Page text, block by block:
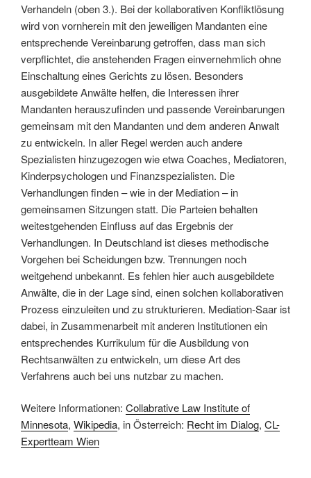
Verhandeln (oben 3.). Bei der kollaborativen Konfliktlösung
wird von vornherein mit den jeweiligen Mandanten eine
entsprechende Vereinbarung getroffen, dass man sich
verpflichtet, die anstehenden Fragen einvernehmlich ohne
Einschaltung eines Gerichts zu lösen. Besonders
ausgebildete Anwälte helfen, die Interessen ihrer
Mandanten herauszufinden und passende Vereinbarungen
gemeinsam mit den Mandanten und dem anderen Anwalt
zu entwickeln. In aller Regel werden auch andere
Spezialisten hinzugezogen wie etwa Coaches, Mediatoren,
Kinderpsychologen und Finanzspezialisten. Die
Verhandlungen finden – wie in der Mediation – in
gemeinsamen Sitzungen statt. Die Parteien behalten
weitestgehenden Einfluss auf das Ergebnis der
Verhandlungen. In Deutschland ist dieses methodische
Vorgehen bei Scheidungen bzw. Trennungen noch
weitgehend unbekannt. Es fehlen hier auch ausgebildete
Anwälte, die in der Lage sind, einen solchen kollaborativen
Prozess einzuleiten und zu strukturieren. Mediation-Saar ist
dabei, in Zusammenarbeit mit anderen Institutionen ein
entsprechendes Kurrikulum für die Ausbildung von
Rechtsanwälten zu entwickeln, um diese Art des
Verfahrens auch bei uns nutzbar zu machen.
Weitere Informationen: Collabrative Law Institute of
Minnesota, Wikipedia, in Österreich: Recht im Dialog, CL-
Expertteam Wien